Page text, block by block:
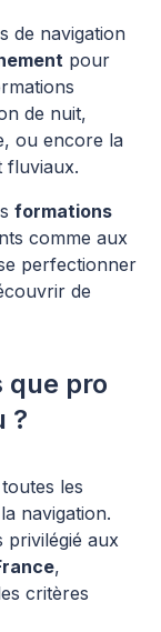
de navigation
pour
de nuit,
ou encore la
fluviaux.
formations
comme aux
perfectionner
de
que pro
?
les
navigation.
aux
,
critères